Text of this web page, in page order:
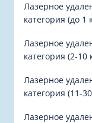
Лазерное
категория (до 1
Лазерное
категория (2-10
Лазерное
категория (11-
Лазерное